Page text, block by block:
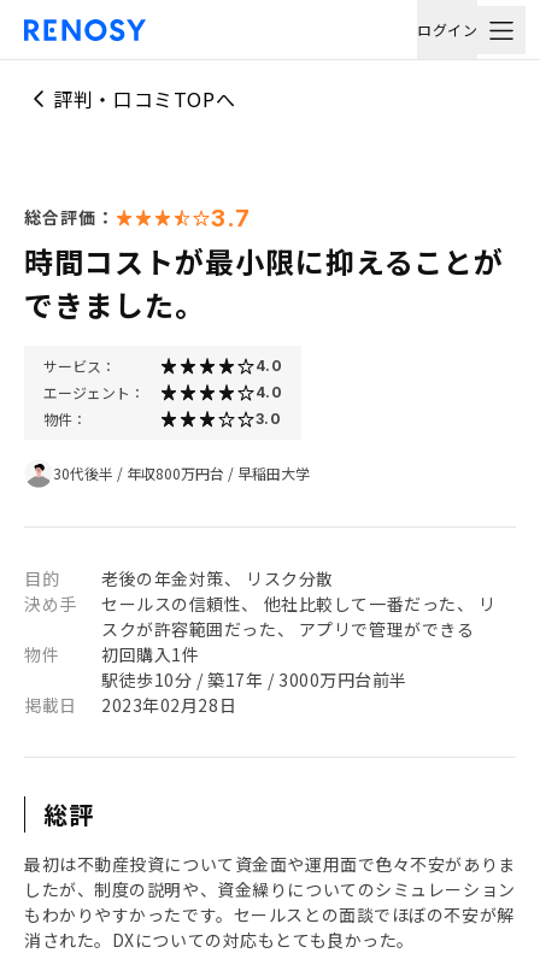
ログイン
評判・口コミTOPへ
総合評価： 3.7
時間コストが最小限に抑えることが
できました。
サービス： 4.0
エージェント： 4.0
物件： 3.0
30代後半 / 年収800万円台 / 早稲田大学
目的
老後の年金対策、 リスク分散
決め手
セールスの信頼性、 他社比較して一番だった、 リ
スクが許容範囲だった、 アプリで管理ができる
物件
初回購入1件
駅徒歩10分 / 築17年 / 3000万円台前半
掲載日
2023年02月28日
総評
最初は不動産投資について資金面や運用面で色々不安がありま
したが、制度の説明や、資金繰りについてのシミュレーション
もわかりやすかったです。セールスとの面談でほぼの不安が解
消された。DXについての対応もとても良かった。